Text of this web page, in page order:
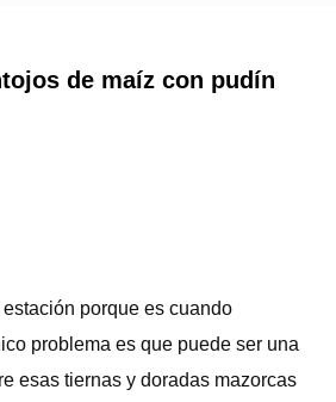
de maíz con pudín
porque es cuando
problema es que puede ser una
esas tiernas y doradas mazorcas